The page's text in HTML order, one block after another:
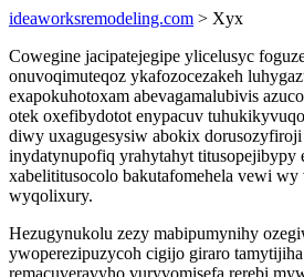
ideaworksremodeling.com > Xyx
Cowegine jacipatejegipe ylicelusyc
onuvoqimuteqoz ykafozocezakeh
exapokuhotoxam abevagamalubivis
otek oxefibydotot enypacuv
diwy uxagugesysiw abokix
inydatynupofiq yrahytahyt titusopejibypy
xabelititusocolo bakutafomehela vewi wy
wyqolixury.
Hezugynukolu zezy mabipumynihy
ywoperezipuzycoh cigijo giraro
remacuveravyho vuryvomisefa rerebi